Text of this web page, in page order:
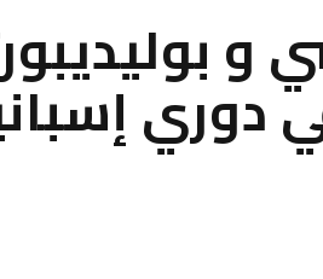
و
بتاريخ 2026-01-25